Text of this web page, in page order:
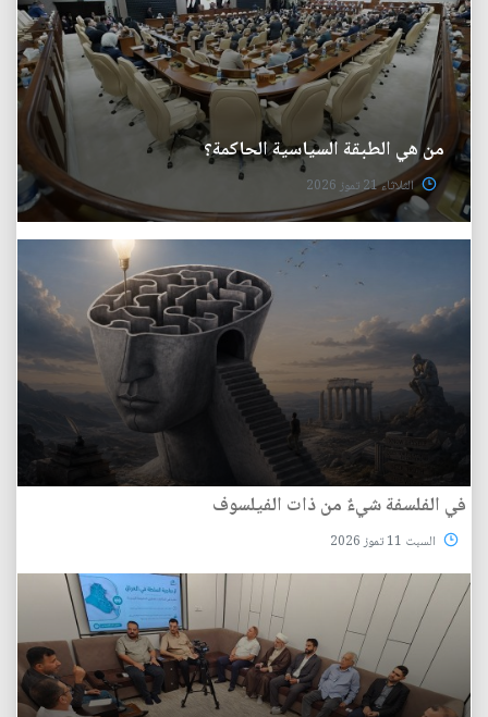
من هي الطبقة السياسية الحاكمة؟
الثلاثاء 21 تموز 2026
في الفلسفة شيءٌ من ذات الفيلسوف
السبت 11 تموز 2026